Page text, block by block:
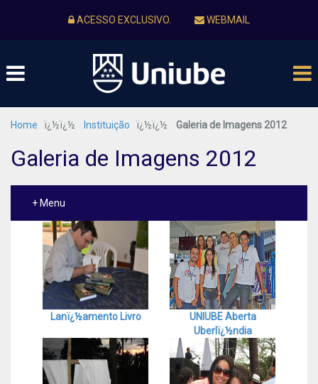
ACESSO EXCLUSIVO. WEBMAIL
Home ï¿½ï¿½ Instituição ï¿½ï¿½ Galeria de Imagens 2012
Galeria de Imagens 2012
+ Menu
Lanï¿½amento Livro
UNIUBE Aberta
Uberlï¿½ndia